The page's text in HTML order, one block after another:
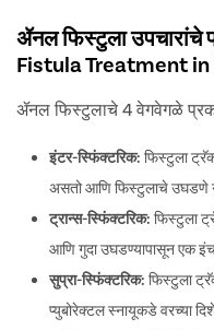
ॲनल फिस्टुला उपचारांचे
Fistula Treatment
ॲनल फिस्टुलाचे 4 वेगवेगळे
इंटर-स्फिंक्टरिक: फिस्टुला
असतो आणि फिस्टुलाचे उघडणे
ट्रान्स-स्फिंक्टरिक: फिस्टुला
आणि गुदा उघडण्यापासून एक
सुप्रा-स्फिंक्टरिक: फिस्टुला
प्युबोरेक्टल स्नायूकडे वरच्या
आतड्यांसंबंधी
ड्रेनेज पासून
गुदद्वारासंबंधीचा गळू
Call Us